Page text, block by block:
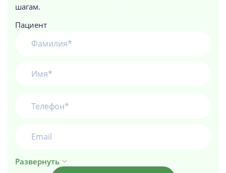
шагам.
Пациент
Развернуть